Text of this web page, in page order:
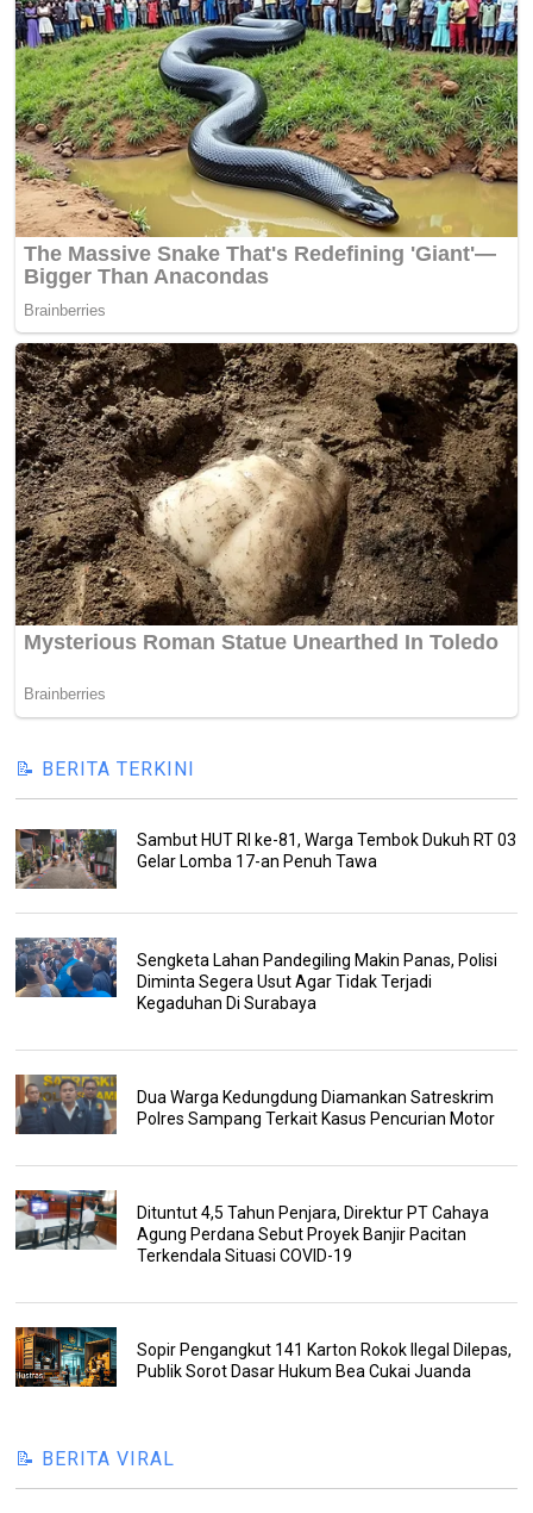
📝 BERITA TERKINI
Sambut HUT RI ke-81, Warga Tembok Dukuh RT 03
Gelar Lomba 17-an Penuh Tawa
Sengketa Lahan Pandegiling Makin Panas, Polisi
Diminta Segera Usut Agar Tidak Terjadi
Kegaduhan Di Surabaya
Dua Warga Kedungdung Diamankan Satreskrim
Polres Sampang Terkait Kasus Pencurian Motor
Dituntut 4,5 Tahun Penjara, Direktur PT Cahaya
Agung Perdana Sebut Proyek Banjir Pacitan
Terkendala Situasi COVID-19
Sopir Pengangkut 141 Karton Rokok Ilegal Dilepas,
Publik Sorot Dasar Hukum Bea Cukai Juanda
📝 BERITA VIRAL